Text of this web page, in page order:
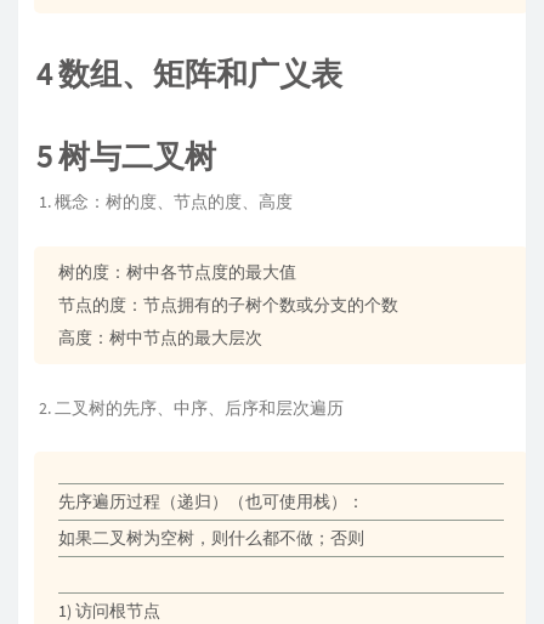
4 数组、矩阵和广义表
5 树与二叉树
概念：树的度、节点的度、高度
树的度：树中各节点度的最大值
节点的度：节点拥有的子树个数或分支的个数
高度：树中节点的最大层次
二叉树的先序、中序、后序和层次遍历
先序遍历过程（递归）（也可使用栈）：
如果二叉树为空树，则什么都不做；否则
1) 访问根节点